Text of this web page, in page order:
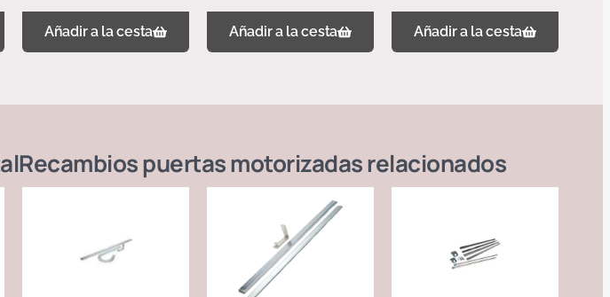
Añadir a la cesta Añadir a la cesta Añadir a la cesta
Recambios puertas motorizadasrelacionados